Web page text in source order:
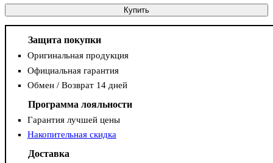
Купить
Защита покупки
Оригинальная продукция
Официальная гарантия
Обмен / Возврат 14 дней
Программа лояльности
Гарантия лучшей цены
Накопительная скидка
Доставка